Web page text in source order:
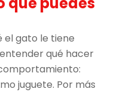
el gato le tiene
qué hacer
juguete. Por más